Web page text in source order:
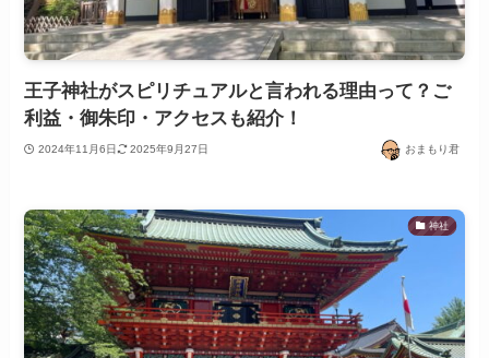
王子神社がスピリチュアルと言われる理由って？ご
利益・御朱印・アクセスも紹介！
2024年11月6日 2025年9月27日 おまもり君
神社